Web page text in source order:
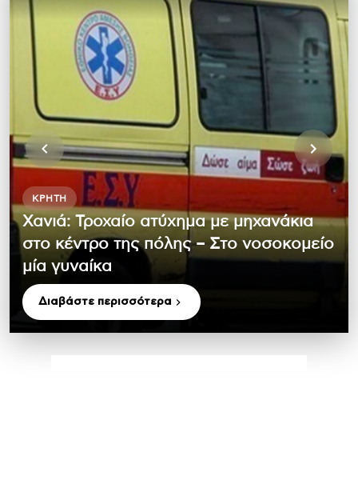
ΚΡΉΤΗ
Χανιά: Τροχαίο ατύχημα με μηχανάκια
στο κέντρο της πόλης – Στο νοσοκομείο
μία γυναίκα
Διαβάστε περισσότερα